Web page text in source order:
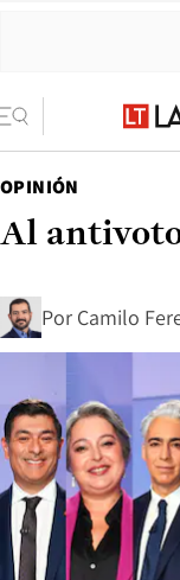
OPINIÓN
Al
Por Camilo